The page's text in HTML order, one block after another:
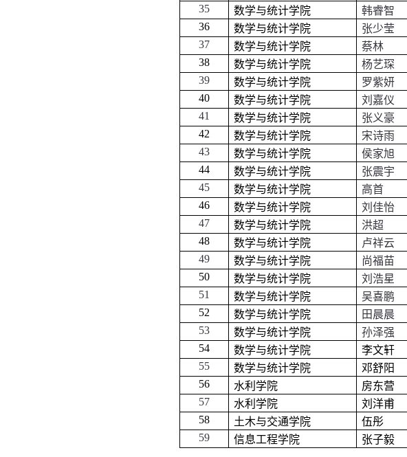
35
数学与统计学院 韩睿智
36
数学与统计学院 张少莹
37
数学与统计学院 蔡林
38
数学与统计学院 杨艺琛
39
数学与统计学院 罗紫妍
40
数学与统计学院 刘嘉仪
41
数学与统计学院 张义豪
42
数学与统计学院 宋诗雨
43
数学与统计学院 侯家旭
44
数学与统计学院 张震宇
45
数学与统计学院 高首
46
数学与统计学院 刘佳怡
47
数学与统计学院 洪超
48
数学与统计学院 卢祥云
49
数学与统计学院 尚福苗
50
数学与统计学院 刘浩星
51
数学与统计学院 吴喜鹏
52
数学与统计学院 田晨晨
53
数学与统计学院 孙泽强
54
数学与统计学院 李文轩
55
数学与统计学院 邓舒阳
56
水利学院 房东营
57
水利学院 刘洋甫
58
土木与交通学院 伍彤
59
信息工程学院 张子毅